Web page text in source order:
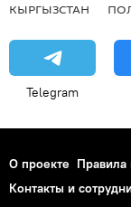
КЫРГЫЗСТАН
Telegram
О проекте Правила
Контакты и